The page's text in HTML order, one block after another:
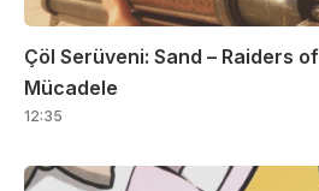
Çöl Serüveni: Sand – Raiders
Mücadele
12:35